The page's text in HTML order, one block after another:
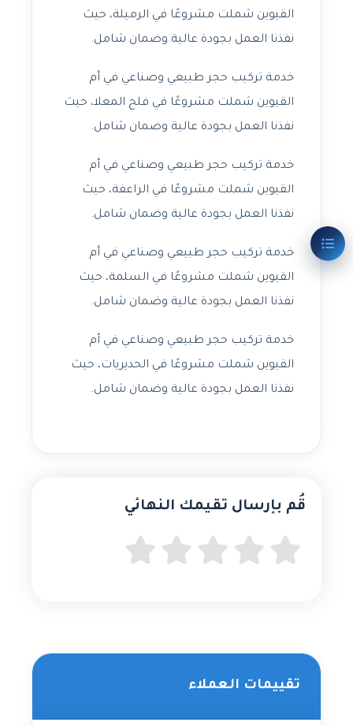
القيوين شملت مشروعًا في الرميلة، حيث
نفذنا العمل بجودة عالية وضمان شامل.
خدمة تركيب حجر طبيعي وصناعي في أم
القيوين شملت مشروعًا في فلج المعلا، حيث
نفذنا العمل بجودة عالية وضمان شامل.
خدمة تركيب حجر طبيعي وصناعي في أم
القيوين شملت مشروعًا في الراعفة، حيث
نفذنا العمل بجودة عالية وضمان شامل.
خدمة تركيب حجر طبيعي وصناعي في أم
القيوين شملت مشروعًا في السلمة، حيث
نفذنا العمل بجودة عالية وضمان شامل.
خدمة تركيب حجر طبيعي وصناعي في أم
القيوين شملت مشروعًا في الحديريات، حيث
نفذنا العمل بجودة عالية وضمان شامل.
قُم بإرسال تقيمك النهائي
تقييمات العملاء